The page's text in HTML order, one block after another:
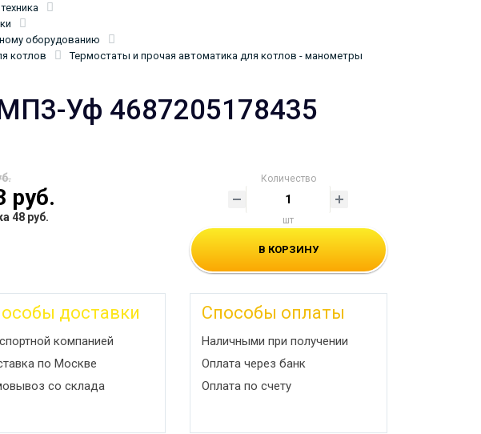
оборудованию
котлов
Термостаты и прочая автоматика для котлов - манометры
Уф 4687205178435
руб.
48 руб.
Количество
шт
В КОРЗИНУ
доставки
компанией
по Москве
со склада
Способы оплаты
Наличными при получении
Оплата через банк
Оплата по счету